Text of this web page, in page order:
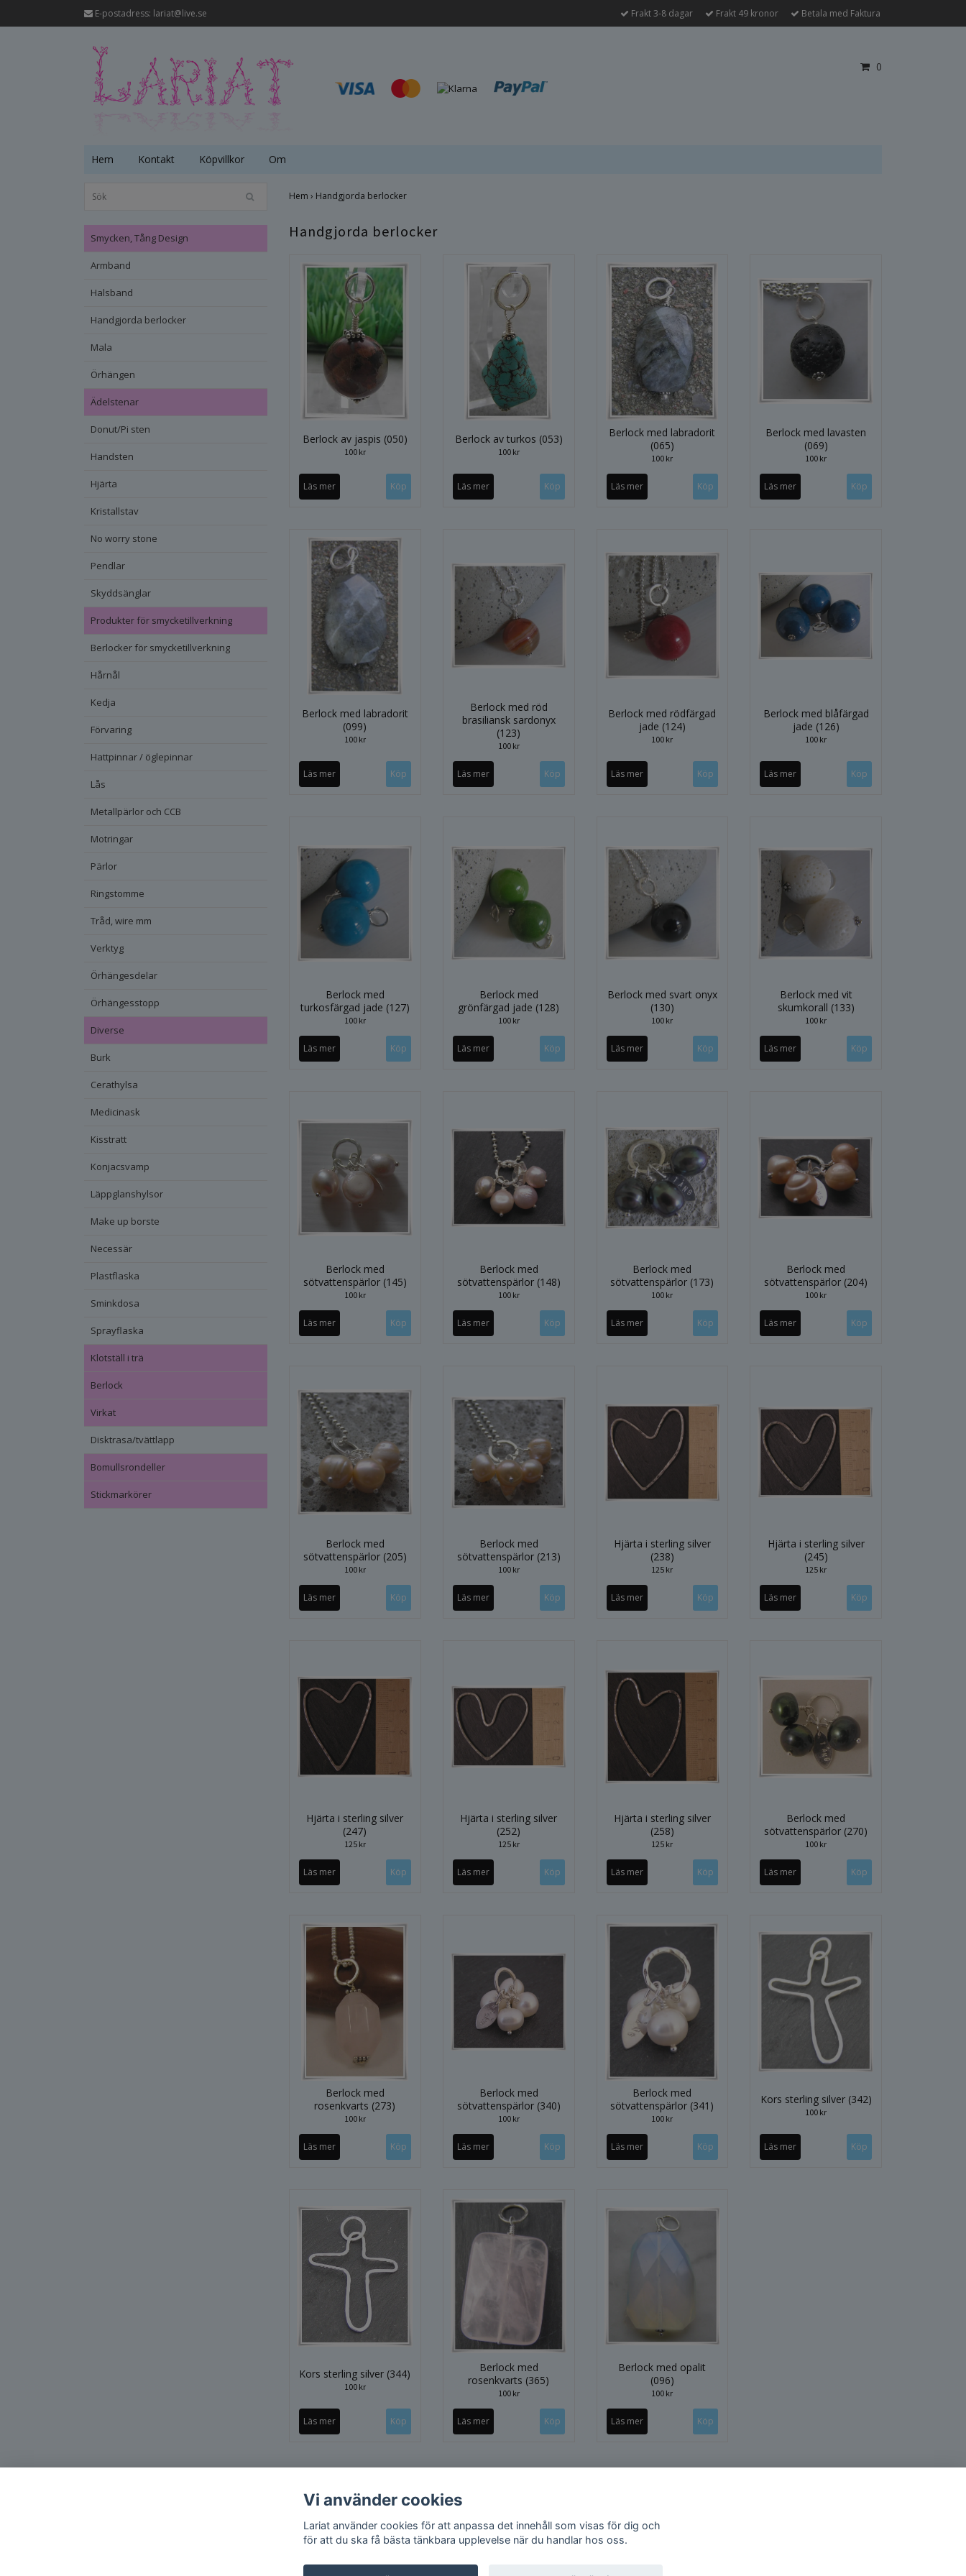
E-postadress: lariat@live.se Frakt 3-8 dagar Frakt 49 kronor Betala med Faktura
0
Hem Kontakt Köpvillkor Om
Smycken, Tång Design
Armband
Halsband
Handgjorda berlocker
Mala
Örhängen
Ädelstenar
Donut/Pi sten
Handsten
Hjärta
Kristallstav
No worry stone
Pendlar
Skyddsänglar
Produkter för smycketillverkning
Berlocker för smycketillverkning
Hårnål
Kedja
Förvaring
Hattpinnar / öglepinnar
Lås
Metallpärlor och CCB
Motringar
Pärlor
Ringstomme
Tråd, wire mm
Verktyg
Örhängesdelar
Örhängesstopp
Diverse
Burk
Cerathylsa
Medicinask
Kisstratt
Konjacsvamp
Läppglanshylsor
Make up borste
Necessär
Plastflaska
Sminkdosa
Sprayflaska
Klotställ i trä
Berlock
Virkat
Disktrasa/tvättlapp
Bomullsrondeller
Stickmarkörer
Hem › Handgjorda berlocker
Handgjorda berlocker
Berlock av jaspis (050)
100 kr
Läs mer
Berlock av turkos (053)
100 kr
Läs mer
Berlock med labradorit
(065)
100 kr
Läs mer
Berlock med lavasten
(069)
100 kr
Läs mer
Berlock med labradorit
(099)
100 kr
Läs mer
Berlock med röd
brasiliansk sardonyx
(123)
100 kr
Läs mer
Berlock med rödfärgad
jade (124)
100 kr
Läs mer
Berlock med blåfärgad
jade (126)
100 kr
Läs mer
Berlock med
turkosfärgad jade (127)
100 kr
Läs mer
Berlock med
grönfärgad jade (128)
100 kr
Läs mer
Berlock med svart onyx
(130)
100 kr
Läs mer
Berlock med vit
skumkorall (133)
100 kr
Läs mer
Berlock med
sötvattenspärlor (145)
100 kr
Läs mer
Berlock med
sötvattenspärlor (148)
100 kr
Läs mer
Berlock med
sötvattenspärlor (173)
100 kr
Läs mer
Berlock med
sötvattenspärlor (204)
100 kr
Läs mer
Berlock med
sötvattenspärlor (205)
100 kr
Läs mer
Berlock med
sötvattenspärlor (213)
100 kr
Läs mer
Hjärta i sterling silver
(238)
125 kr
Läs mer
Hjärta i sterling silver
(245)
125 kr
Läs mer
Hjärta i sterling silver
(247)
125 kr
Läs mer
Hjärta i sterling silver
(252)
125 kr
Läs mer
Hjärta i sterling silver
(258)
125 kr
Läs mer
Berlock med
sötvattenspärlor (270)
100 kr
Läs mer
Berlock med
rosenkvarts (273)
100 kr
Läs mer
Berlock med
sötvattenspärlor (340)
100 kr
Läs mer
Berlock med
sötvattenspärlor (341)
100 kr
Läs mer
Kors sterling silver (342)
100 kr
Läs mer
Kors sterling silver (344)
100 kr
Läs mer
Berlock med
rosenkvarts (365)
100 kr
Läs mer
Berlock med opalit
(096)
100 kr
Läs mer
Vi använder cookies
Lariat använder cookies för att anpassa det innehåll som visas för dig och
för att du ska få bästa tänkbara upplevelse när du handlar hos oss.